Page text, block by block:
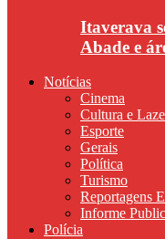
Itaverava
Abade e
Notícias
Cinema
Cultura e
Esporte
Gerais
Política
Turismo
Reportagens
Informe
Polícia